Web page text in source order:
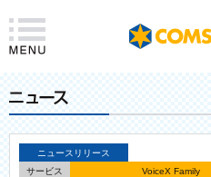
ニュースリリース
サービス
VoiceX Family